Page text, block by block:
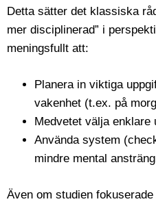
Detta sätter det klassiska
mer disciplinerad” i
meningsfullt att:
Planera in viktiga
vakenhet (t.ex. på
Medvetet välja enklare
Använda system
mindre mental
Även om studien